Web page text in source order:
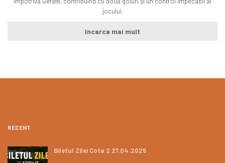
jocului.
Incarca mai mult
RECENT
Biletul Zilei Cota 2 27.04.2025